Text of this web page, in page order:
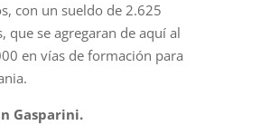
con un sueldo de 2.625
que se agregaran de aquí al
en vías de formación para
Gasparini.